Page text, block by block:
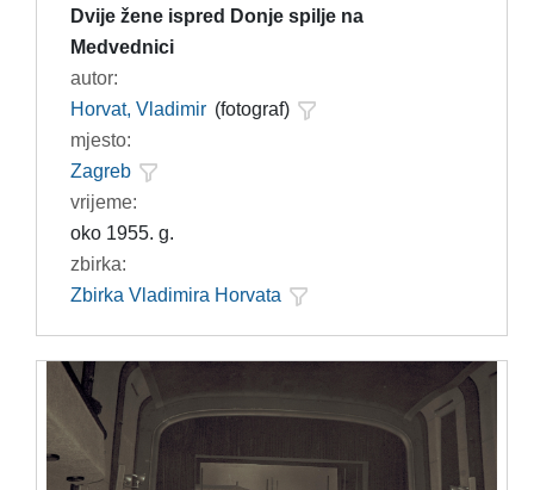
Dvije žene ispred Donje spilje na
Medvednici
autor:
Horvat, Vladimir (fotograf)
mjesto:
Zagreb
vrijeme:
oko 1955. g.
zbirka:
Zbirka Vladimira Horvata